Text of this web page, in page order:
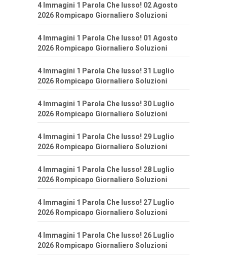
4 Immagini 1 Parola Che lusso! 02 Agosto
2026 Rompicapo Giornaliero Soluzioni
4 Immagini 1 Parola Che lusso! 01 Agosto
2026 Rompicapo Giornaliero Soluzioni
4 Immagini 1 Parola Che lusso! 31 Luglio
2026 Rompicapo Giornaliero Soluzioni
4 Immagini 1 Parola Che lusso! 30 Luglio
2026 Rompicapo Giornaliero Soluzioni
4 Immagini 1 Parola Che lusso! 29 Luglio
2026 Rompicapo Giornaliero Soluzioni
4 Immagini 1 Parola Che lusso! 28 Luglio
2026 Rompicapo Giornaliero Soluzioni
4 Immagini 1 Parola Che lusso! 27 Luglio
2026 Rompicapo Giornaliero Soluzioni
4 Immagini 1 Parola Che lusso! 26 Luglio
2026 Rompicapo Giornaliero Soluzioni